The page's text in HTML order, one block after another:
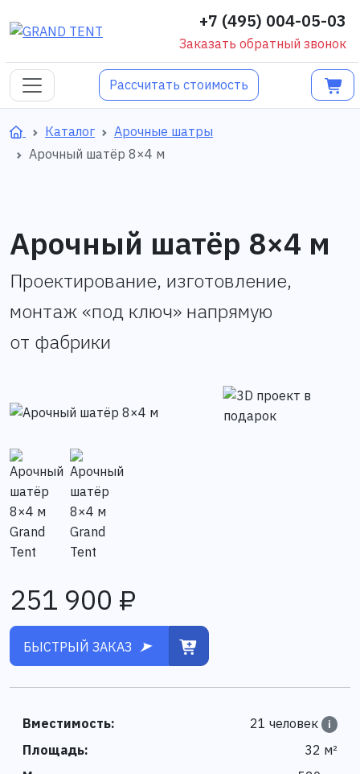
+7 (495) 004-05-03
Заказать обратный звонок
Рассчитать стоимость
Каталог
Арочные шатры
Арочный шатёр 8×4 м
Арочный шатёр 8×4 м
Проектирование, изготовление,
монтаж «под ключ» напрямую
от фабрики
251 900 ₽
БЫСТРЫЙ ЗАКАЗ
Вместимость: 21 человек i
Площадь:
32 м²